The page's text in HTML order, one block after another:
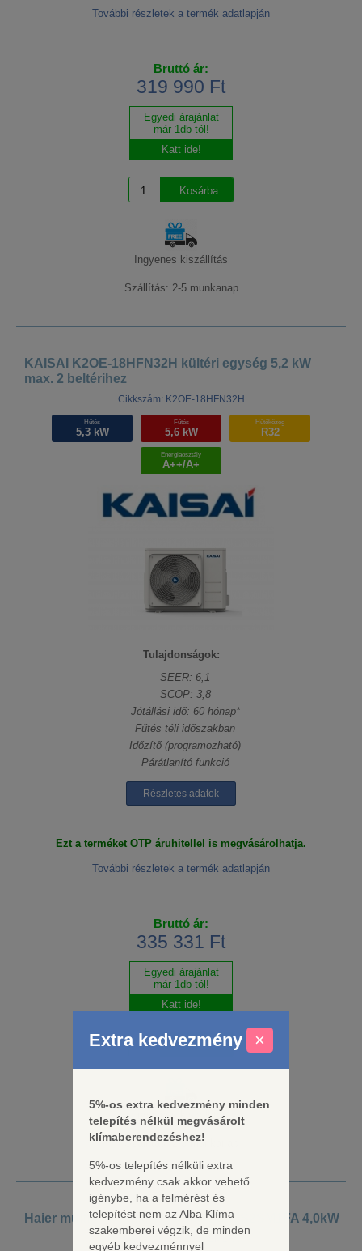
További részletek a termék adatlapján
Bruttó ár:
319 990 Ft
Egyedi árajánlat
már 1db-tól!
Katt ide!
Ingyenes kiszállítás
Szállítás: 2-5 munkanap
KAISAI K2OE-18HFN32H kültéri egység 5,2 kW
max. 2 beltérihez
Cikkszám: K2OE-18HFN32H
Hűtés
5,3 kW
Fűtés
5,6 kW
Hűtőközeg
R32
Energiaosztály
A++/A+
Tulajdonságok:
SEER: 6,1
SCOP: 3,8
Jótállási idő: 60 hónap*
Fűtés téli időszakban
Időzítő (programozható)
Párátlanító funkció
Részletes adatok
Ezt a terméket OTP áruhitellel is megvásárolhatja.
További részletek a termék adatlapján
Bruttó ár:
335 331 Ft
Egyedi árajánlat
már 1db-tól!
Katt ide!
Ingyenes kiszállítás
Szállítás: 2-5 munkanap
Haier multisplit kültéri egység 2U40S2SM1FA 4,0kW
Cikkszám: 2U40S2SM1FA
Extra kedvezmény ×
5%-os extra kedvezmény minden
telepítés nélkül megvásárolt
klímaberendezéshez!
5%-os telepítés nélküli extra
kedvezmény csak akkor vehető
igénybe, ha a felmérést és
telepítést nem az Alba Klíma
szakemberei végzik, de minden
egyéb kedvezménnyel